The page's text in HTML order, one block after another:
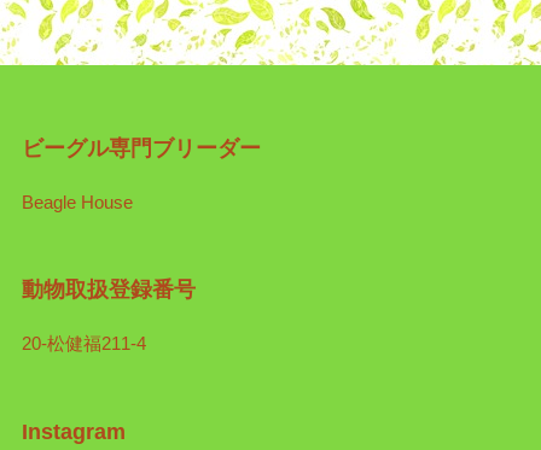
ビーグル専門ブリーダー
Beagle House
動物取扱登録番号
20-松健福211-4
Instagram